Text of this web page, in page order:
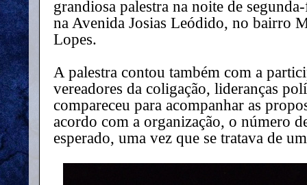
grandiosa palestra na noite de
na Avenida Josias Leódido, no bairro
Lopes.
A palestra contou também com a
vereadores da coligação, lideranças
compareceu para acompanhar as
acordo com a organização, o número
esperado, uma vez que se tratava de